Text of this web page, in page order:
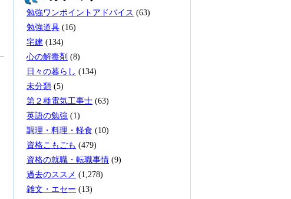
勉強ワンポイントアドバイス (63)
勉強道具 (16)
宅建 (134)
心の解毒剤 (8)
日々の暮らし (134)
未分類 (5)
第２種電気工事士 (63)
英語の勉強 (1)
調理・料理・軽食 (10)
資格こもごも (479)
資格の就職・転職事情 (9)
過去のススメ (1,278)
雑文・エセー (13)